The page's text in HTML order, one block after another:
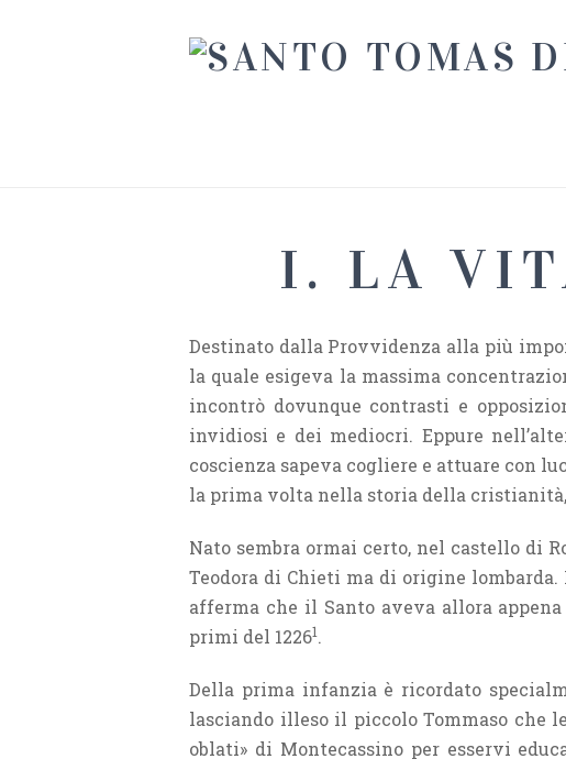
I. LA
Destinato dalla Provvidenza alla più
la quale esigeva la massima
incontrò dovunque contrasti e
invidiosi e dei mediocri. Eppure
coscienza sapeva cogliere e attuare con
la prima volta nella storia della
Nato sembra ormai certo, nel castello di
Teodora di Chieti ma di origine
afferma che il Santo aveva allora
primi del 12261.
Della prima infanzia è ricordato
lasciando illeso il piccolo Tommaso che
oblati» di Montecassino per esservi